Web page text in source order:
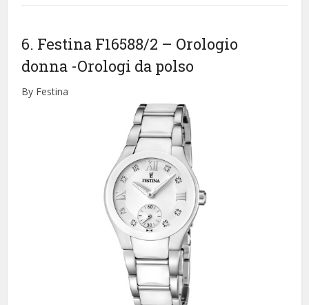
6. Festina F16588/2 – Orologio
donna -Orologi da polso
By Festina